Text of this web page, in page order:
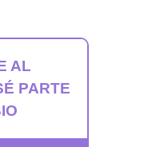
AL
PARTE